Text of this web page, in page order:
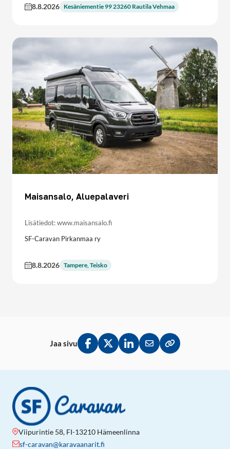
8.8.2026 Kesäniementie 99 23260 Rautila Vehmaa
Maisansalo, Aluepalaveri
Lisätiedot: www.maisansalo.fi
SF-Caravan Pirkanmaa ry
8.8.2026 Tampere, Teisko
Jaa sivu
Jaa Facebookissa
Jaa Twitterissä
Jaa LinkedInissä
Jaa sähköpostitse
Kopioi linkki
Viipurintie 58, FI-13210 Hämeenlinna
sf-caravan@karavaanarit.fi